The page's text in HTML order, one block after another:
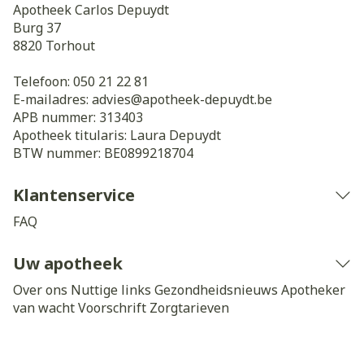
Apotheek Carlos Depuydt
Burg 37
8820 Torhout
Telefoon: 050 21 22 81
E-mailadres: advies@apotheek-depuydt.be
APB nummer: 313403
Apotheek titularis: Laura Depuydt
BTW nummer: BE0899218704
Klantenservice
FAQ
Uw apotheek
Over ons Nuttige links Gezondheidsnieuws Apotheker
van wachtVoorschrift Zorgtarieven